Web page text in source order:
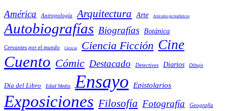
América Antropología Arquitectura Arte Artículos periodísticos
Autobiografías Biografías Botánica
Cervantes por el mundo Ciencia Ciencia Ficción Cine
Cuento Cómic Destacado Detectives Diarios Dibujo
Día del Libro Edad Media Ensayo Epistolarios
Exposiciones Filosofía Fotografía Geografía